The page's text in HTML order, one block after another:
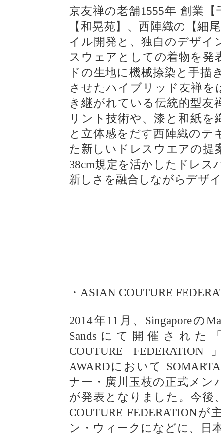
京友禅の老舗1555年 創業
【和晃苑】、西陣織の【細
イル開発と、独自のデザイ
スウェアとしての着物を発
ドの生地に機械捺染と手描
させたハイブリッド友禅を
き継がれている伝統的型友
リント技術や、漆と和紙を
と立体感をだす西陣織のテ
た新しいドレスウエアの提
38cm規定を活かしたドレス
新しさを融合しながらデザ
・ASIAN COUTURE
2014年11月、Singaporeの
Sandsにて開催された
COUTURE FEDERATION
AWARDにおいて
ナー・廣川玉枝の正式メン
が発表となりました。今後
COUTURE FEDERATION
ン・ウィークになどに、日